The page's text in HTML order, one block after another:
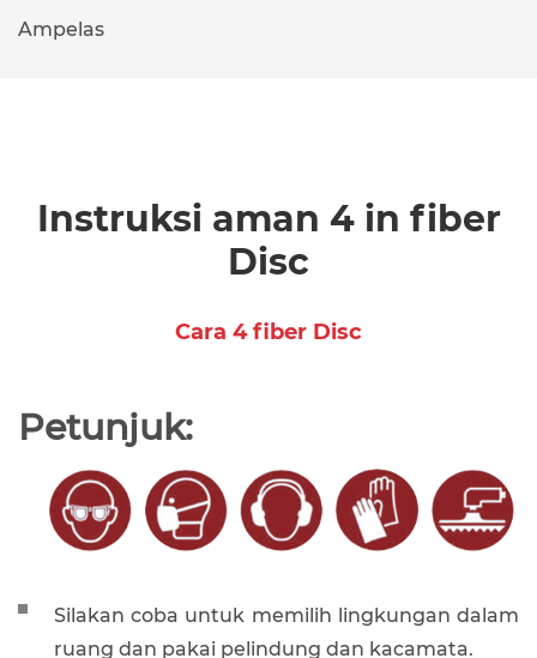
Ampelas
Instruksi aman 4 in fiber
Disc
Cara 4 fiber Disc
Petunjuk:
Silakan coba untuk memilih lingkungan dalam
ruang dan pakai pelindung dan kacamata.